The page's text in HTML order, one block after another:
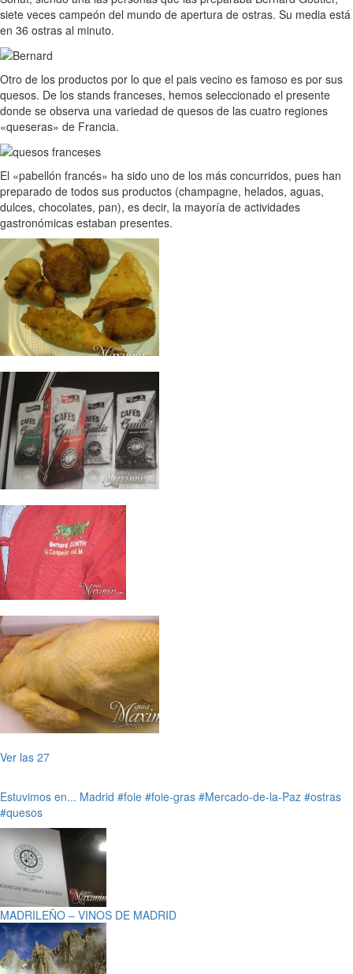
siete veces campeón del mundo de apertura de ostras. Su media está
en 36 ostras al minuto.
Otro de los productos por lo que el pais vecino es famoso es por sus
quesos. De los stands franceses, hemos seleccionado el presente
donde se observa una variedad de quesos de las cuatro regiones
«queseras» de Francia.
El «pabellón francés» ha sido uno de los más concurridos, pues han
preparado de todos sus productos (champagne, helados, aguas,
dulces, chocolates, pan), es decir, la mayoría de actividades
gastronómicas estaban presentes.
Ver las 27
Estuvimos en... Madrid #foie #foie-gras #Mercado-de-la-Paz #ostras
#quesos
MADRILEÑO – VINOS DE MADRID